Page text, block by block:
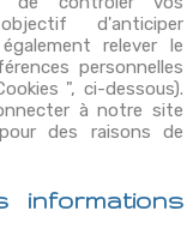
d'anticiper
relever le
personnelles
", ci-dessous).
à notre site
des raisons de
informations